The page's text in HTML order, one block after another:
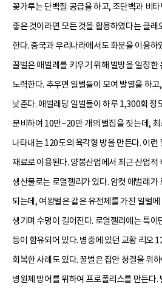
꽃가루는 단백질 공급을 하고, 조단백과 비
좋은 것이라면 모든 것을 활용하였다는 클
한다. 중국과 우리나라에서도 화분을 이용하
꿀벌은 애벌레를 키우기 위해 벌방을 일정한
노력한다. 추우면 일벌들이 모여 발열을 하
낮춘다. 애벌레당 일벌들이 하루 1,300회 정
분비하여 10만~20만 개의 벌집을 짓는데,
나타내는 120도의 육각형 방을 만든다. 이런
재료로 이용된다. 양봉산업에서 최근 산업적
생산물로는 로열젤리가 있다. 암컷 애벌레가
되는데, 여왕벌은 같은 유전체를 가진 일벌
생기며 수명이 길어진다. 로열젤리에는 특
등이 함유되어 있다. 병중에 있던 교황 리오
회복한 사례도 있다. 꿀벌은 집안 청결을 위
병원체 방어를 위하여 프로폴리스를 만든다.